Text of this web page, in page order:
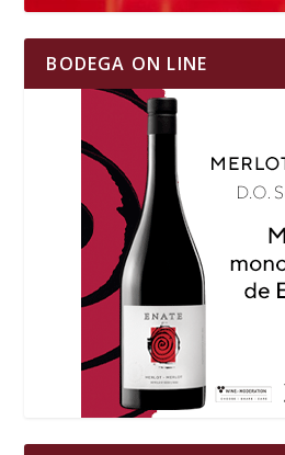
BODEGA ON LINE